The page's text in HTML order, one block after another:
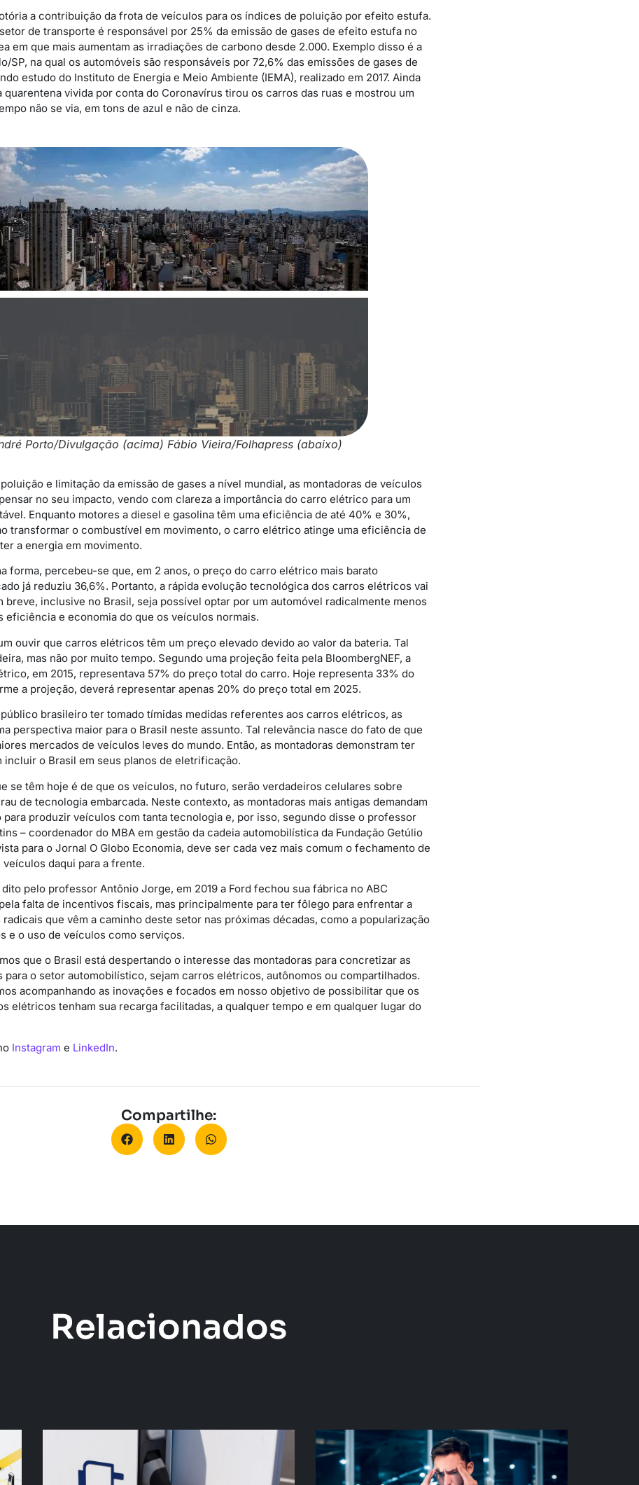
a contribuição da frota de veículos para os índices de poluição por efeito estufa.
de transporte é responsável por 25% da emissão de gases de efeito estufa no
em que mais aumentam as irradiações de carbono desde 2.000. Exemplo disso é a
SP, na qual os automóveis são responsáveis por 72,6% das emissões de gases de
estudo do Instituto de Energia e Meio Ambiente (IEMA), realizado em 2017. Ainda
quarentena vivida por conta do Coronavírus tirou os carros das ruas e mostrou um
não se via, em tons de azul e não de cinza.
Porto/Divulgação (acima) Fábio Vieira/Folhapress (abaixo)
e limitação da emissão de gases a nível mundial, as montadoras de veículos
no seu impacto, vendo com clareza a importância do carro elétrico para um
Enquanto motores a diesel e gasolina têm uma eficiência de até 40% e 30%,
transformar o combustível em movimento, o carro elétrico atinge uma eficiência de
a energia em movimento.
forma, percebeu-se que, em 2 anos, o preço do carro elétrico mais barato
já reduziu 36,6%. Portanto, a rápida evolução tecnológica dos carros elétricos vai
breve, inclusive no Brasil, seja possível optar por um automóvel radicalmente menos
eficiência e economia do que os veículos normais.
ouvir que carros elétricos têm um preço elevado devido ao valor da bateria. Tal
mas não por muito tempo. Segundo uma projeção feita pela BloombergNEF, a
em 2015, representava 57% do preço total do carro. Hoje representa 33% do
a projeção, deverá representar apenas 20% do preço total em 2025.
brasileiro ter tomado tímidas medidas referentes aos carros elétricos, as
perspectiva maior para o Brasil neste assunto. Tal relevância nasce do fato de que
mercados de veículos leves do mundo. Então, as montadoras demonstram ter
incluir o Brasil em seus planos de eletrificação.
se têm hoje é de que os veículos, no futuro, serão verdadeiros celulares sobre
de tecnologia embarcada. Neste contexto, as montadoras mais antigas demandam
produzir veículos com tanta tecnologia e, por isso, segundo disse o professor
– coordenador do MBA em gestão da cadeia automobilística da Fundação Getúlio
para o Jornal O Globo Economia, deve ser cada vez mais comum o fechamento de
daqui para a frente.
pelo professor Antônio Jorge, em 2019 a Ford fechou sua fábrica no ABC
falta de incentivos fiscais, mas principalmente para ter fôlego para enfrentar a
que vêm a caminho deste setor nas próximas décadas, como a popularização
e o uso de veículos como serviços.
que o Brasil está despertando o interesse das montadoras para concretizar as
para o setor automobilístico, sejam carros elétricos, autônomos ou compartilhados.
acompanhando as inovações e focados em nosso objetivo de possibilitar que os
elétricos tenham sua recarga facilitadas, a qualquer tempo e em qualquer lugar do
Instagram e LinkedIn.
Compartilhe:
Relacionados